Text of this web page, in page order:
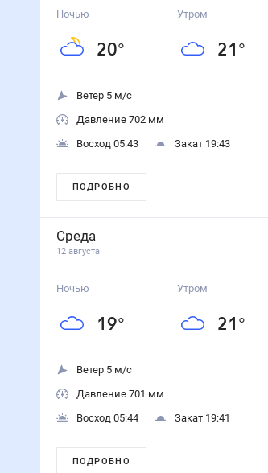
Ночью
20°
Утром
21 °
Ветер 5 м/с
Давление 702 мм
Восход 05:43
Закат 19:43
ПОДРОБНО
Среда
12 августа
Ночью
19°
Утром
21 °
Ветер 5 м/с
Давление 701 мм
Восход 05:44
Закат 19:41
ПОДРОБНО